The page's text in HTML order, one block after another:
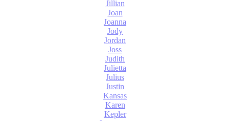
Jillian
Joan
Joanna
Jody
Jordan
Joss
Judith
Julietta
Julius
Justin
Kansas
Karen
Kepler